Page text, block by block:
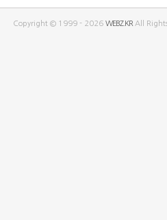
Copyright © 1999 - 2026WEBZ.KR All